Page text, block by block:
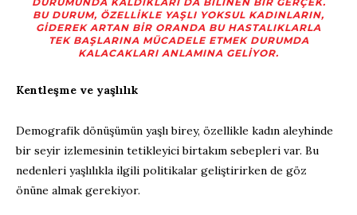
BU DURUM, ÖZELLIKLE YAŞLI YOKSUL KADINLARIN,
GIDEREK ARTAN BIR ORANDA BU HASTALIKLARLA
TEK BAŞLARINA MÜCADELE ETMEK DURUMDA
KALACAKLARI ANLAMINA GELIYOR.
Kentleşme ve yaşlılık
Demografik dönüşümün yaşlı birey, özellikle kadın aleyhinde
bir seyir izlemesinin tetikleyici birtakım sebepleri var. Bu
nedenleri yaşlılıkla ilgili politikalar geliştirirken de göz
önüne almak gerekiyor.